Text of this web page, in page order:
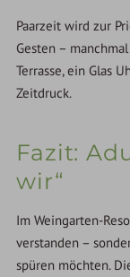
Paarzeit wird zur
Gesten –
Terrasse, ein Glas
Zeitdruck.
Fazit:
wir“
Im Weingarten-
verstanden –
spüren möchten.